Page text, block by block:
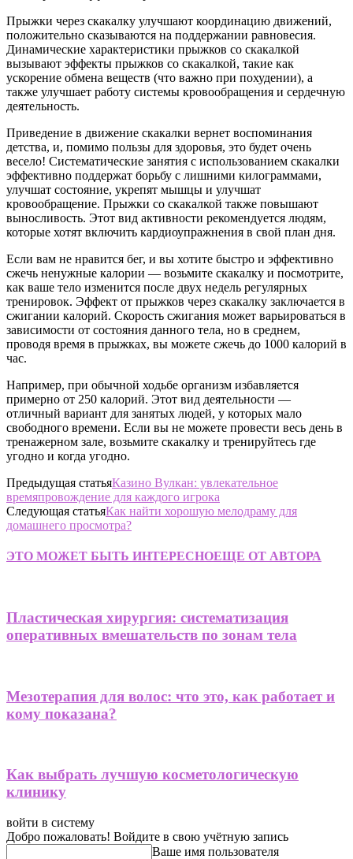
Прыжки через скакалку улучшают координацию движений,
положительно сказываются на поддержании равновесия.
Динамические характеристики прыжков со скакалкой
вызывают эффекты прыжков со скакалкой, такие как
ускорение обмена веществ (что важно при похудении), а
также улучшает работу системы кровообращения и сердечную
деятельность.
Приведение в движение скакалки вернет воспоминания
детства, и, помимо пользы для здоровья, это будет очень
весело! Систематические занятия с использованием скакалки
эффективно поддержат борьбу с лишними килограммами,
улучшат состояние, укрепят мышцы и улучшат
кровообращение. Прыжки со скакалкой также повышают
выносливость. Этот вид активности рекомендуется людям,
которые хотят включить кардиоупражнения в свой план дня.
Если вам не нравится бег, и вы хотите быстро и эффективно
сжечь ненужные калории — возьмите скакалку и посмотрите,
как ваше тело изменится после двух недель регулярных
тренировок. Эффект от прыжков через скакалку заключается в
сжигании калорий. Скорость сжигания может варьироваться в
зависимости от состояния данного тела, но в среднем,
проводя время в прыжках, вы можете сжечь до 1000 калорий в
час.
Например, при обычной ходьбе организм избавляется
примерно от 250 калорий. Этот вид деятельности —
отличный вариант для занятых людей, у которых мало
свободного времени. Если вы не можете провести весь день в
тренажерном зале, возьмите скакалку и тренируйтесь где
угодно и когда угодно.
Предыдущая статьяКазино Вулкан: увлекательное
времяпровождение для каждого игрока
Следующая статьяКак найти хорошую мелодраму для
домашнего просмотра?
ЭТО МОЖЕТ БЫТЬ ИНТЕРЕСНОЕЩЕ ОТ АВТОРА
Пластическая хирургия: систематизация
оперативных вмешательств по зонам тела
Мезотерапия для волос: что это, как работает и
кому показана?
Как выбрать лучшую косметологическую
клинику
войти в систему
Добро пожаловать! Войдите в свою учётную запись
Ваше имя пользователя